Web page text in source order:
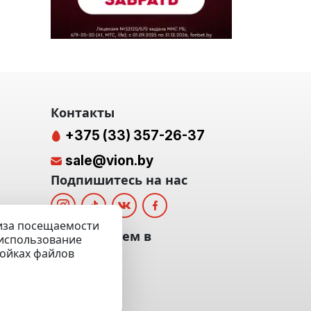
посещаемости
файлов
Контакты
+375 (33) 357-26-37
sale@vion.by
Подпишитесь на нас
Мы отвечаем в